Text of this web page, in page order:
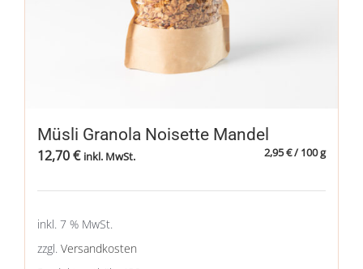
Müsli Granola Noisette Mandel
12,70€ inkl. MwSt. 2,95€/ 100g
inkl. 7 % MwSt.
zzgl. Versandkosten